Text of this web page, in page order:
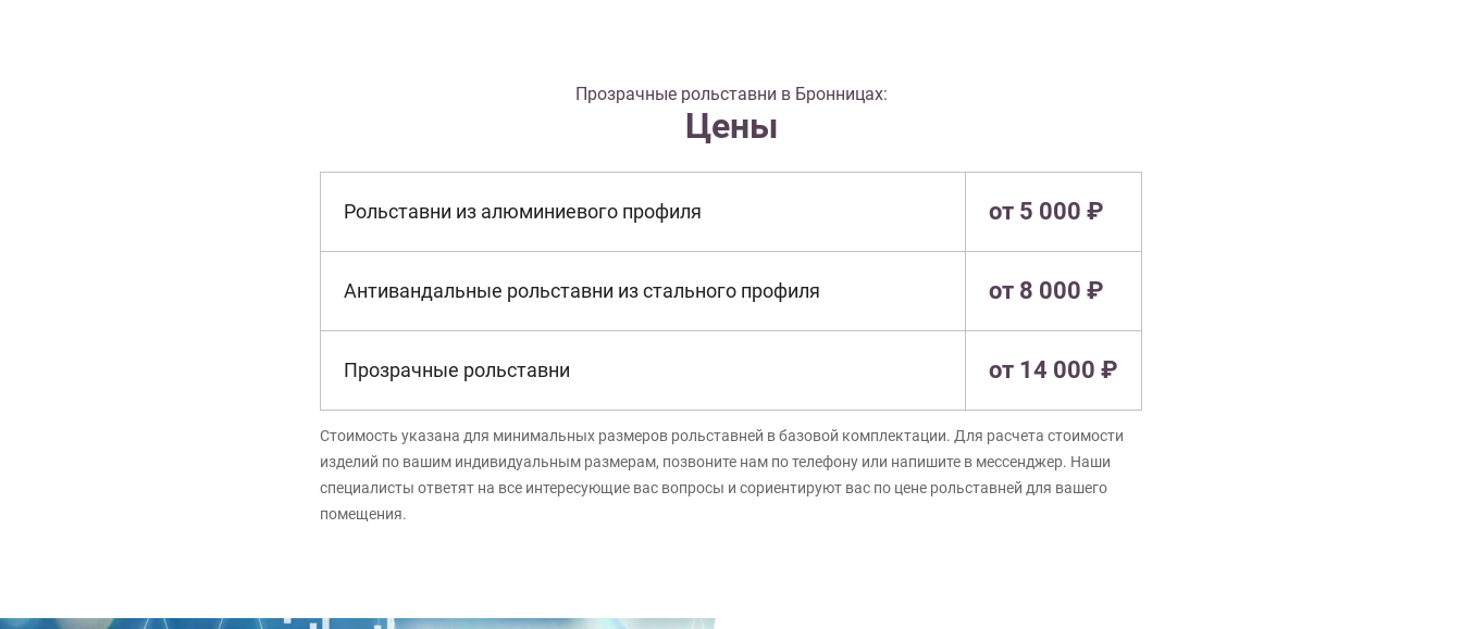
Прозрачные рольставни в Бронницах:
Цены
Рольставни из алюминиевого профиля от 5 000 ₽
Антивандальные рольставни из стального профиля от 8 000 ₽
Прозрачные рольставни от 14 000 ₽
Стоимость указана для минимальных размеров рольставней в базовой комплектации. Для расчета стоимости
изделий по вашим индивидуальным размерам, позвоните нам по телефону или напишите в мессенджер. Наши
специалисты ответят на все интересующие вас вопросы и сориентируют вас по цене рольставней для вашего
помещения.